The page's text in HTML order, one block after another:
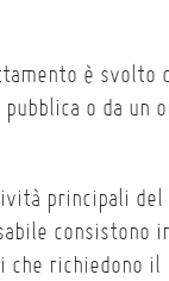
è svolto
o da un
principali
consistono
richiedono il